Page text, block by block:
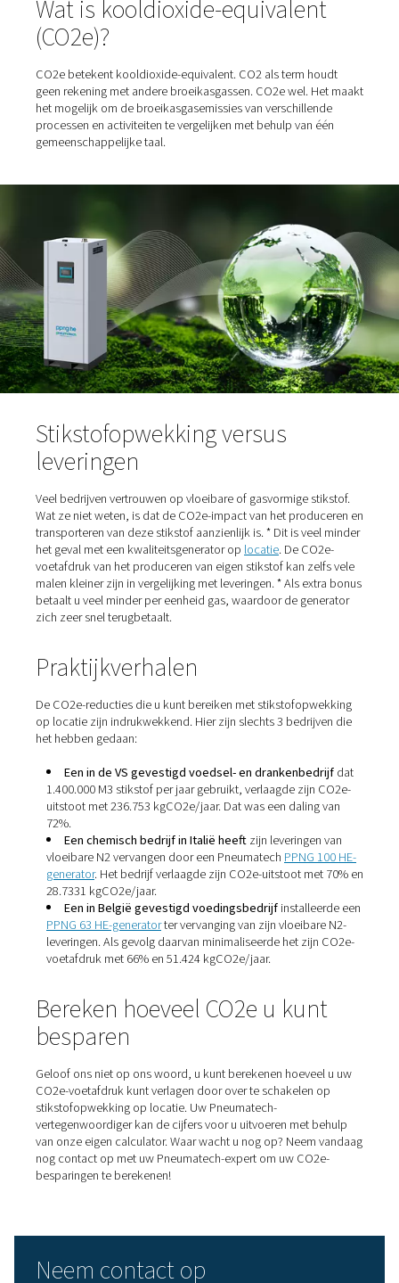
inschatten van uw potentiële besparingen.
Home
Blog
Kooldioxide-Equivalente Reducties Met Stikstofopwekking Op
Wat is kooldioxide-
(CO2e)?
CO2e betekent kooldioxide-equivalent. CO2 als term
geen rekening met andere broeikasgassen. CO2e wel.
het mogelijk om de broeikasgasemissies van
processen en activiteiten te vergelijken met behulp van
gemeenschappelijke taal.
Stikstofopwekking versus
leveringen
Veel bedrijven vertrouwen op vloeibare of gasvormige
Wat ze niet weten, is dat de CO2e-impact van het
transporteren van deze stikstof aanzienlijk is. * Dit is
het geval met een kwaliteitsgenerator oplocatie. De
voetafdruk van het produceren van eigen stikstof kan
malen kleiner zijn in vergelijking met leveringen. * Als
betaalt u veel minder per eenheid gas, waardoor de
zich zeer snel terugbetaalt.
Praktijkverhalen
op locatie zijn indrukwekkend. Hier zijn slechts 3
het hebben gedaan:
Een in de VS gevestigd voedsel- en
1.400.000 M3 stikstof per jaar gebruikt, verlaagde zijn
uitstoot met 236.753 kgCO2e/jaar. Dat was een
generator. Het bedrijf verlaagde zijn CO2e-uitstoot